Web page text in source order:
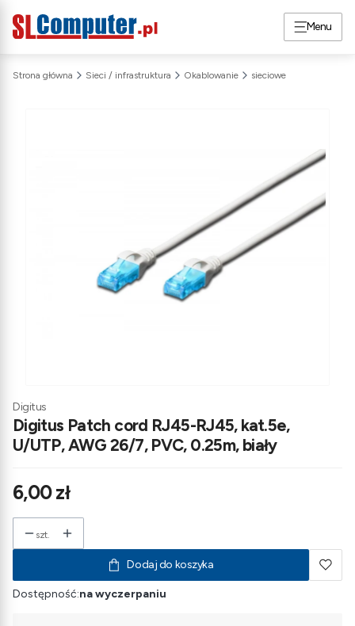
Menu
Strona główna Sieci / infrastruktura Okablowanie sieciowe
Digitus
Digitus Patch cord RJ45-RJ45, kat.5e,
U/UTP, AWG 26/7, PVC, 0.25m, biały
Cena
6,00 zł
szt.
Dodaj do koszyka
Dostępność:na wyczerpaniu